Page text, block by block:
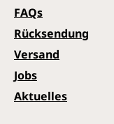
FAQs
Rücksendung
Versand
Jobs
Aktuelles